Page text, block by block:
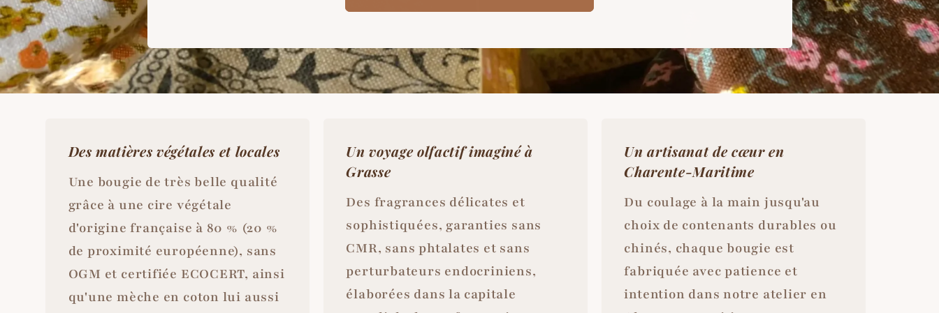
Des matières végétales et locales
Une bougie de très belle qualité
grâce à une cire végétale
d'origine française à 80 % (20 %
de proximité européenne), sans
OGM et certifiée ECOCERT, ainsi
qu'une mèche en coton lui aussi
Un voyage olfactif imaginé à
Grasse
Des fragrances délicates et
sophistiquées, garanties sans
CMR, sans phtalates et sans
perturbateurs endocriniens,
élaborées dans la capitale
Un artisanat de cœur en
Charente-Maritime
Du coulage à la main jusqu'au
choix de contenants durables ou
chinés, chaque bougie est
fabriquée avec patience et
intention dans notre atelier en